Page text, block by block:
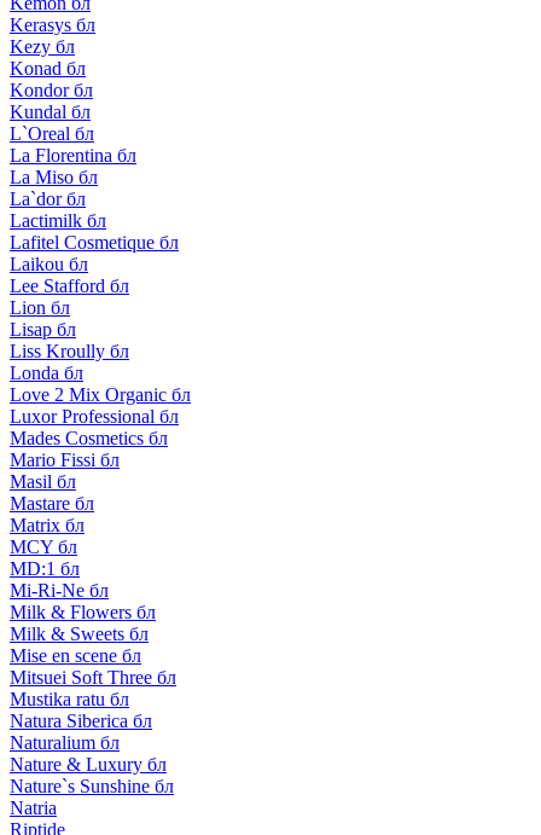
Kerasys бл
Kezy бл
Konad бл
Kondor бл
Kundal бл
L`Oreal бл
La Florentina бл
La Miso бл
La`dor бл
Lactimilk бл
Lafitel Cosmetique бл
Laikou бл
Lee Stafford бл
Lion бл
Lisap бл
Liss Kroully бл
Londa бл
Love 2 Mix Organic бл
Luxor Professional бл
Mades Cosmetics бл
Mario Fissi бл
Masil бл
Mastare бл
Matrix бл
MCY бл
MD:1 бл
Mi-Ri-Ne бл
Milk & Flowers бл
Milk & Sweets бл
Mise en scene бл
Mitsuei Soft Three бл
Mustika ratu бл
Natura Siberica бл
Naturalium бл
Nature & Luxury бл
Nature`s Sunshine бл
Natria
Riptide